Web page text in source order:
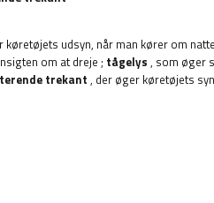
køretøjets udsyn, når man kører om
om at dreje ; tågelys , som øger
trekant , der øger køretøjets